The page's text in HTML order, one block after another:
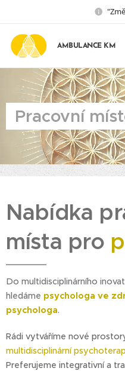
AMBULANCE KM
Pracovní
Nabídka
místa pro
Do multidisciplinárního
hledáme psychologa ve
psychologa.
Rádi vytváříme nové
multidisciplinární
Preferujeme integrativní a